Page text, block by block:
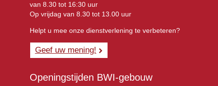
van 8.30 tot 16:30 uur
Op vrijdag van 8.30 tot 13.00 uur
Helpt u mee onze dienstverlening te verbeteren?
Geef uw mening!
Openingstijden BWI-gebouw